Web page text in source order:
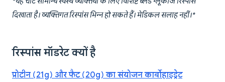
दिखाता है। व्यक्तिगत रिस्पांस भिन्न हो सकते हैं। मेडिकल सलाह नहीं।*
रिस्पांस मॉडरेट क्यों है
प्रोटीन (21g) और फैट (20g) का संयोजन कार्बोहाइड्रेट